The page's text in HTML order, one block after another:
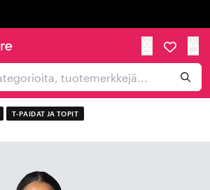
T-PAIDAT JA TOPIT